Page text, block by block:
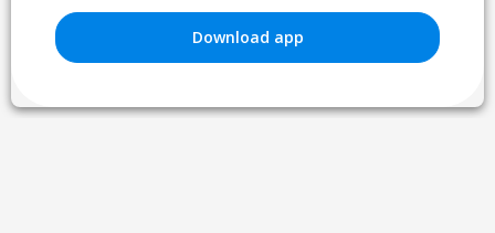
Download app